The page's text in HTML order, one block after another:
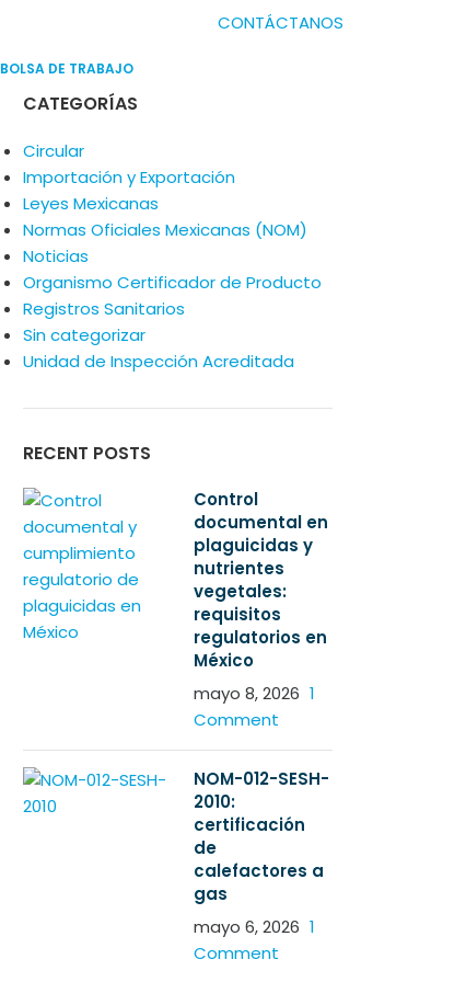
CONTÁCTANOS
BOLSA DE TRABAJO
CATEGORÍAS
Circular
Importación y Exportación
Leyes Mexicanas
Normas Oficiales Mexicanas (NOM)
Noticias
Organismo Certificador de Producto
Registros Sanitarios
Sin categorizar
Unidad de Inspección Acreditada
RECENT POSTS
Control
documental en
plaguicidas y
nutrientes
vegetales:
requisitos
regulatorios en
México
mayo 8, 2026 1
Comment
NOM-012-SESH-
2010:
certificación
de
calefactores a
gas
mayo 6, 2026 1
Comment